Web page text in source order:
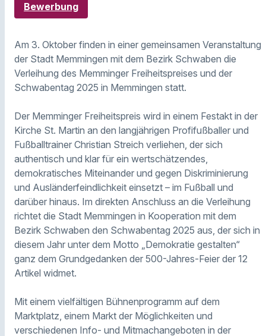
Bewerbung
Am 3. Oktober finden in einer gemeinsamen Veranstaltung
der Stadt Memmingen mit dem Bezirk Schwaben die
Verleihung des Memminger Freiheitspreises und der
Schwabentag 2025 in Memmingen statt.
Der Memminger Freiheitspreis wird in einem Festakt in der
Kirche St. Martin an den langjährigen Profifußballer und
Fußballtrainer Christian Streich verliehen, der sich
authentisch und klar für ein wertschätzendes,
demokratisches Miteinander und gegen Diskriminierung
und Ausländerfeindlichkeit einsetzt – im Fußball und
darüber hinaus. Im direkten Anschluss an die Verleihung
richtet die Stadt Memmingen in Kooperation mit dem
Bezirk Schwaben den Schwabentag 2025 aus, der sich in
diesem Jahr unter dem Motto „Demokratie gestalten“
ganz dem Grundgedanken der 500-Jahres-Feier der 12
Artikel widmet.
Mit einem vielfältigen Bühnenprogramm auf dem
Marktplatz, einem Markt der Möglichkeiten und
verschiedenen Info- und Mitmachangeboten in der